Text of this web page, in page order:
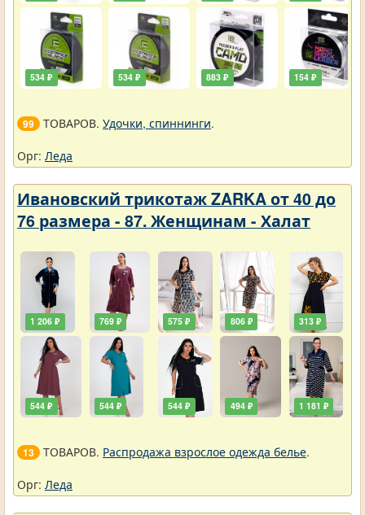
534 ₽ 534 ₽ 883 ₽ 154 ₽
99 ТОВАРОВ. Удочки, спиннинги.
Орг: Леда
Ивановский трикотаж ZARKA от 40 до
76 размера - 87. Женщинам - Халат
1 206 ₽
544 ₽
769 ₽
544 ₽
575 ₽
544 ₽
806 ₽
494 ₽
313 ₽
1 181 ₽
13 ТОВАРОВ. Распродажа взрослое одежда белье.
Орг: Леда